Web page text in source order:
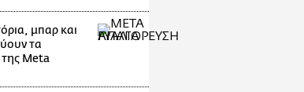
μπαρ και
τα
της Meta